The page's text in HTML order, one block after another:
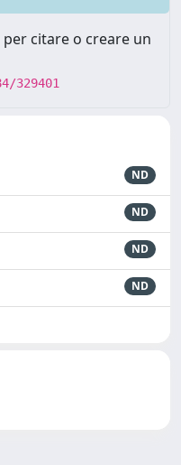
citare o creare un
329401
ND
ND
ND
ND